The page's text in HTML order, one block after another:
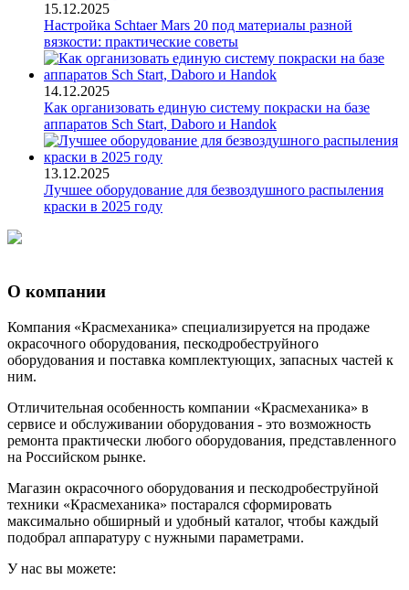
15.12.2025
Настройка Schtaer Mars 20 под материалы разной
вязкости: практические советы
14.12.2025
Как организовать единую систему покраски на базе
аппаратов Sch Start, Daboro и Handok
13.12.2025
Лучшее оборудование для безвоздушного распыления
краски в 2025 году
О компании
Компания «Красмеханика» специализируется на продаже
окрасочного оборудования, пескодробеструйного
оборудования и поставка комплектующих, запасных частей к
ним.
Отличительная особенность компании «Красмеханика» в
сервисе и обслуживании оборудования - это возможность
ремонта практически любого оборудования, представленного
на Российском рынке.
Магазин окрасочного оборудования и пескодробеструйной
техники «Красмеханика» постарался сформировать
максимально обширный и удобный каталог, чтобы каждый
подобрал аппаратуру с нужными параметрами.
У нас вы можете: